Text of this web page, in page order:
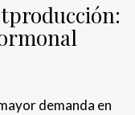
demanda en